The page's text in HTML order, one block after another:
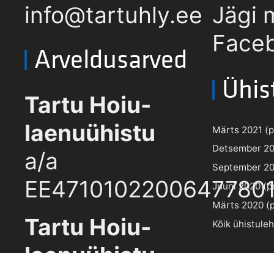
info@tartuhly.ee
Arveldusarved
Tartu Hoiu-
laenuühistu
a/a
Tartu Hoiu-
Jägi
Märts 2021
Detsember
September
Juuni 2020
Märts 2020
Kõik